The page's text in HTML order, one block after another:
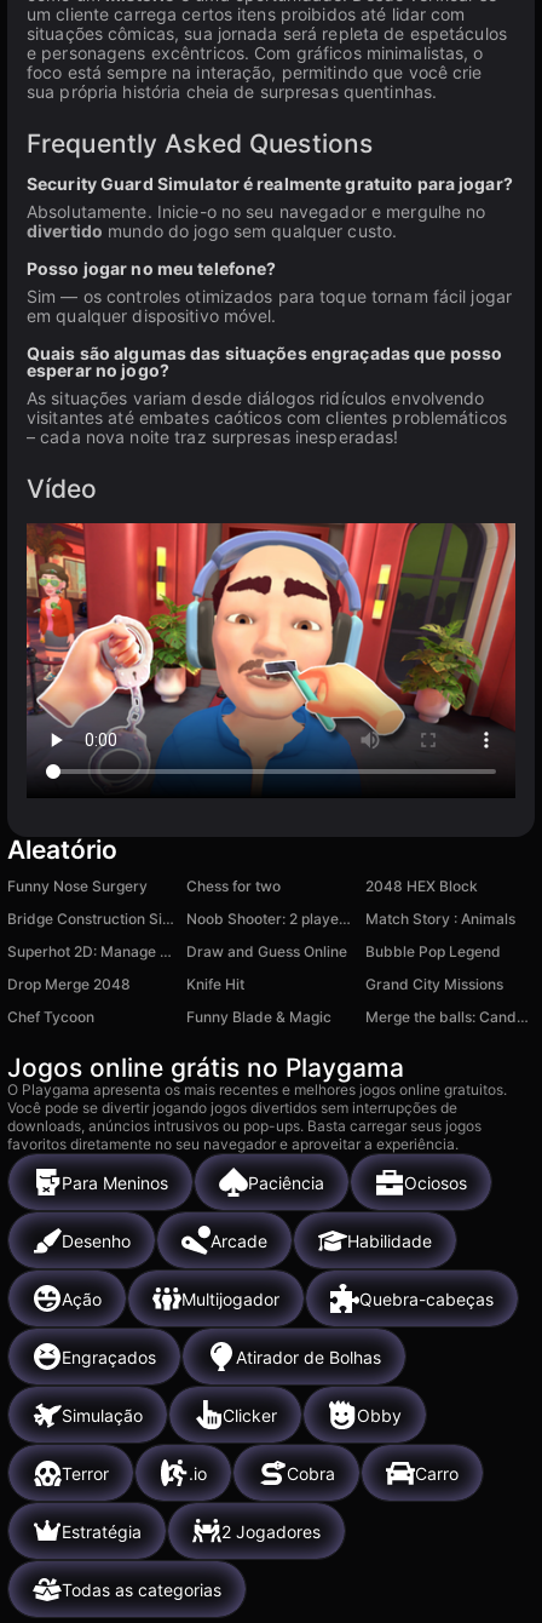
um cliente carrega certos itens proibidos até lidar com
situações cômicas, sua jornada será repleta de espetáculos
e personagens excêntricos. Com gráficos minimalistas, o
foco está sempre na interação, permitindo que você crie
sua própria história cheia de surpresas quentinhas.
Frequently Asked Questions
Security Guard Simulator é realmente gratuito para jogar?
Absolutamente. Inicie-o no seu navegador e mergulhe no
divertido mundo do jogo sem qualquer custo.
Posso jogar no meu telefone?
Sim — os controles otimizados para toque tornam fácil jogar
em qualquer dispositivo móvel.
Quais são algumas das situações engraçadas que posso
esperar no jogo?
As situações variam desde diálogos ridículos envolvendo
visitantes até embates caóticos com clientes problemáticos
– cada nova noite traz surpresas inesperadas!
Vídeo
Aleatório
Funny Nose Surgery Chess for two
2048 HEX Block
Bridge Construction Simulator
Noob Shooter: 2 players game
Match Story : Animals
Superhot 2D: Manage Time
Draw and Guess Online
Bubble Pop Legend
Drop Merge 2048
Knife Hit
Grand City Missions
Chef Tycoon
Funny Blade & Magic Merge the balls: Candy Factory
Jogos online grátis no Playgama
O Playgama apresenta os mais recentes e melhores jogos online gratuitos.
Você pode se divertir jogando jogos divertidos sem interrupções de
downloads, anúncios intrusivos ou pop-ups. Basta carregar seus jogos
favoritos diretamente no seu navegador e aproveitar a experiência.
Para Meninos Paciência Ociosos
Desenho Arcade Habilidade
Ação Multijogador Quebra-cabeças
Engraçados Atirador de Bolhas
Simulação Clicker Obby
Terror .io Cobra Carro
Estratégia 2 Jogadores
Todas as categorias